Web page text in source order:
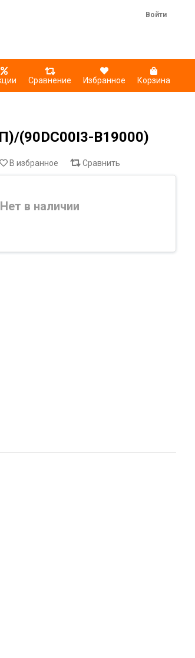
Войти
Сравнение Избранное Корзина
(90DC00I3-B19000)
В избранное Сравнить
Нет в наличии